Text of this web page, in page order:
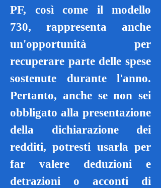
PF, così come il modello
730, rappresenta anche
un'opportunità per
recuperare parte delle spese
sostenute durante l'anno.
Pertanto, anche se non sei
obbligato alla presentazione
della dichiarazione dei
redditi, potresti usarla per
far valere deduzioni e
detrazioni o acconti di